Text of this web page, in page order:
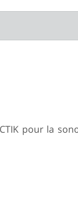
pour la